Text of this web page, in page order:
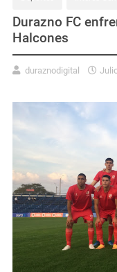
Durazno FC
Halcones
duraznodigital